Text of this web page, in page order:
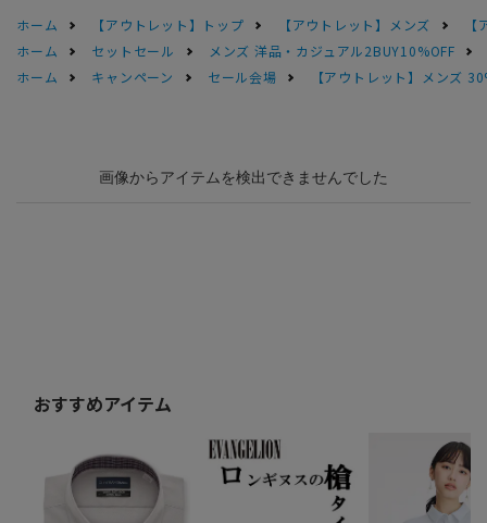
ホーム 【アウトレット】トップ 【アウトレット】メンズ
ホーム
セットセール
メンズ 洋品・カジュアル2BUY10%OFF
ホーム
キャンペーン セール会場 【アウトレット】メンズ